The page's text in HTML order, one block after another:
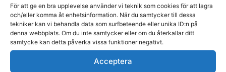
För att ge en bra upplevelse använder vi teknik som cookies för att lagra
och/eller komma åt enhetsinformation. När du samtycker till dessa
tekniker kan vi behandla data som surfbeteende eller unika ID:n på
denna webbplats. Om du inte samtycker eller om du återkallar ditt
samtycke kan detta påverka vissa funktioner negativt.
Acceptera
spabadet utan Bromin Tabs tillför du badet genom
att dosera direkt i bräddavloppskorgen eller i en
doseringsflottör som ger möjlighet till reglering av
doseringen.
tabletthållare, använd gärna en